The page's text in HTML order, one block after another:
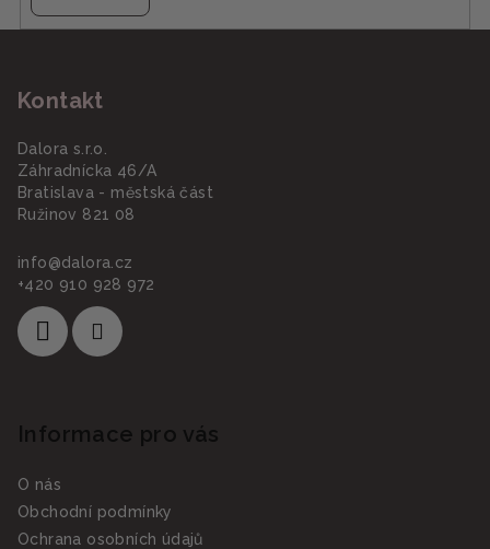
Kontakt
Dalora s.r.o.
Záhradnícka 46/A
Bratislava - městská část
Ružinov 821 08
info@dalora.cz
+420 910 928 972
Informace pro vás
O nás
Obchodní podmínky
Ochrana osobních údajů